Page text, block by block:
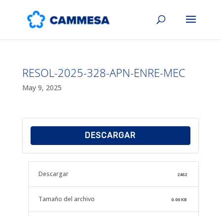
RESOL-2025-328-APN-ENRE-MEC
May 9, 2025
DESCARGAR
Descargar 2462
Tamaño del archivo 0.00 KB